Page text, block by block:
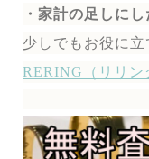
・家計の足しに
少しでもお役に
RERING（リリン